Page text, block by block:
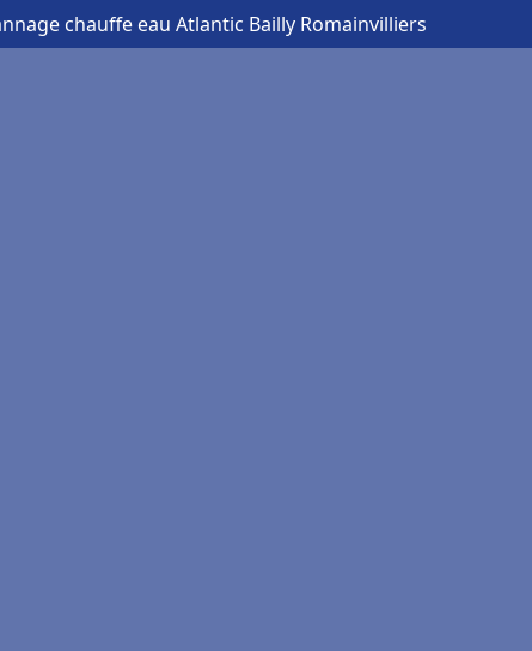
chauffe eau Atlantic Bailly Romainvilliers